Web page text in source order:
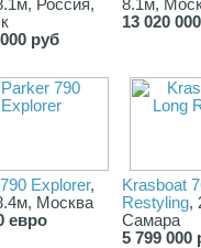
и стояночным огнями
на кормовой палубе.
Россия,
руб
8.1м,
13 020
Explorer,
Москва
евро
Krasboat
Restyling,
Самара
5 799 000